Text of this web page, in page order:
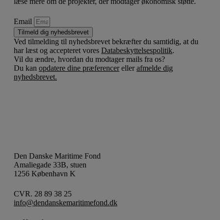
Email
Tilmeld dig nyhedsbrevet
Ved tilmelding til nyhedsbrevet bekræfter du samtidig, at du
har læst og accepteret vores Databeskyttelsespolitik.
Vil du ændre, hvordan du modtager mails fra os?
Du kan opdatere dine præferencerellerafmelde dig
nyhedsbrevet.
Den Danske Maritime Fond
Amaliegade 33B, stuen
1256 København K
CVR. 28 89 38 25
info@dendanskemaritimefond.dk